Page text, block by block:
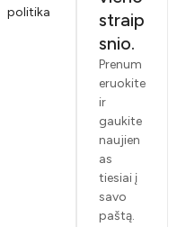
politika
straip
snio.
Prenum
eruokite
ir
gaukite
naujien
as
tiesiai į
savo
paštą.